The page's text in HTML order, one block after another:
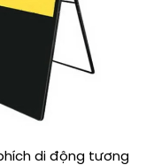
di động tương